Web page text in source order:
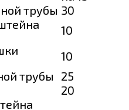
трубы 30
10
10
трубы
25
20